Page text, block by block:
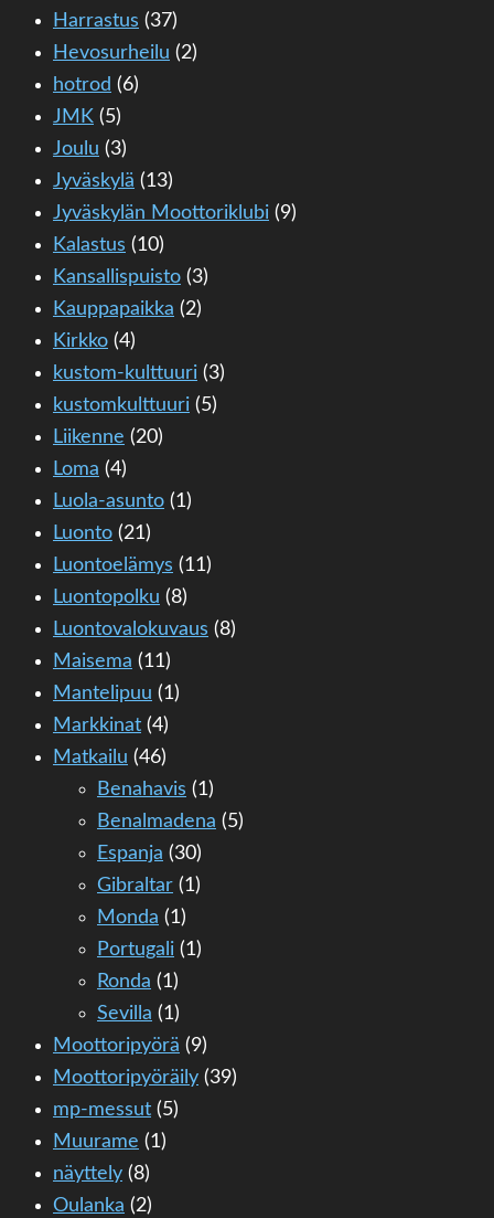
Harrastus (37)
Hevosurheilu (2)
hotrod (6)
JMK (5)
Joulu (3)
Jyväskylä (13)
Jyväskylän Moottoriklubi (9)
Kalastus (10)
Kansallispuisto (3)
Kauppapaikka (2)
Kirkko (4)
kustom-kulttuuri (3)
kustomkulttuuri (5)
Liikenne (20)
Loma (4)
Luola-asunto (1)
Luonto (21)
Luontoelämys (11)
Luontopolku (8)
Luontovalokuvaus (8)
Maisema (11)
Mantelipuu (1)
Markkinat (4)
Matkailu (46)
Benahavis (1)
Benalmadena (5)
Espanja (30)
Gibraltar (1)
Monda (1)
Portugali (1)
Ronda (1)
Sevilla (1)
Moottoripyörä (9)
Moottoripyöräily (39)
mp-messut (5)
Muurame (1)
näyttely (8)
Oulanka (2)